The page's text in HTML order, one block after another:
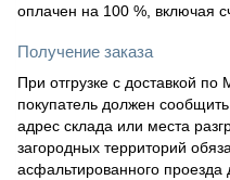
оплачен на 100 %, включая
Получение заказа
При отгрузке с доставкой
покупатель должен
адрес склада или места
загородных территорий
асфальтированного